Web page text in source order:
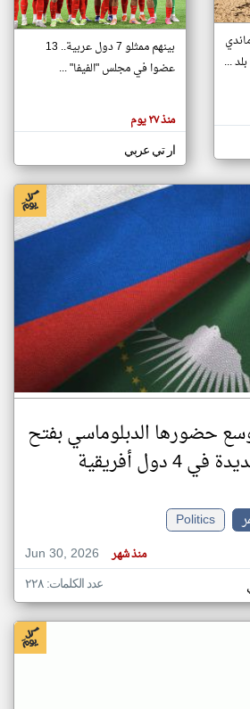
تغيير الدولة
اخبار جزر القمر على مدار الساعة
أهم اخبار جزر القمر العاجلة والمباشرة
...
بينهم ممثلو 7 دول عربية.. 13
عضوا في مجلس "الفيفا" ...
منذ ٢٧ يوم
ار تي عربي
حضورها الدبلوماسي بفتح
دول أفريقية
Politics
Jun 30, 2026
منذ شهر
عدد الكلمات: ٢٢٨
klyoum.com